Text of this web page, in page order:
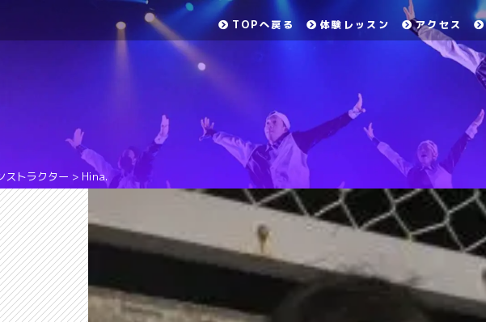
TOPへ戻る 体験レッスン アクセス
ストラクター > Hina.